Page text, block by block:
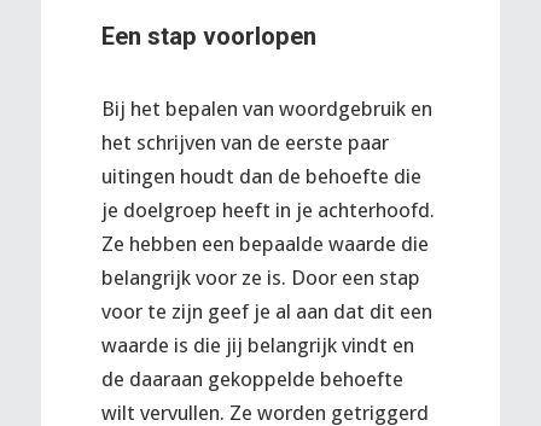
Een stap voorlopen
Bij het bepalen van woordgebruik en
het schrijven van de eerste paar
uitingen houdt dan de behoefte die
je doelgroep heeft in je achterhoofd.
Ze hebben een bepaalde waarde die
belangrijk voor ze is. Door een stap
voor te zijn geef je al aan dat dit een
waarde is die jij belangrijk vindt en
de daaraan gekoppelde behoefte
wilt vervullen. Ze worden getriggerd